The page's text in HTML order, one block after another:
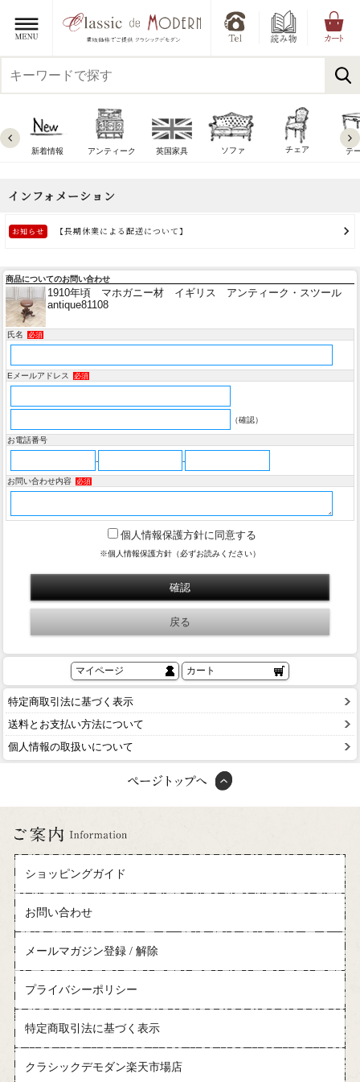
新着情報 アンティーク 英国家具 ソファ チェア テ
商品についてのお問い合わせ
1910年頃 マホガニー材 イギリス アンティーク・スツール
antique81108
氏名 必須
Eメールアドレス 必須
（確認）
お電話番号
- -
お問い合わせ内容 必須
個人情報保護方針に同意する
※個人情報保護方針（必ずお読みください）
マイページ カート
特定商取引法に基づく表示
送料とお支払い方法について
個人情報の取扱いについて
ショッピングガイド
お問い合わせ
メールマガジン登録 / 解除
プライバシーポリシー
特定商取引法に基づく表示
クラシックデモダン楽天市場店